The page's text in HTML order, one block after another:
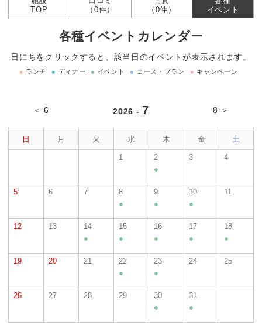
TOP
（0件）
（0件）
イベント
各種イベントカレンダー
日にちをクリックすると、該当日のイベントが表示されます。
● ランチ ● ディナー ● イベント ● コース・プラン ● キャンペーン
＜ 6 2026 - 7 8 ＞
日 月 火 水 木 金 土
1
2
●
3 4
5 6 7
8
●
9
●
10
●
11
12 13
14
●
15
●
16
●
17
●
18
●
19 20 21
22
●
23
●
24 25
26 27 28 29
30
●
31
●